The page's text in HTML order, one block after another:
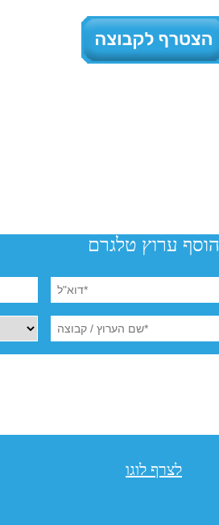
הוסף ערוץ טלגרם
לצרף לוגו